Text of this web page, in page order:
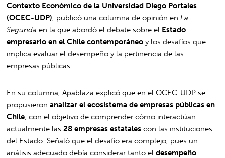
Contexto Económico de la Universidad Diego Portales
(OCEC-UDP) , publicó una columna de opinión en La
Segunda en la que abordó el debate sobre el Estado
empresario en el Chile contemporáneo y los desafíos que
implica evaluar el desempeño y la pertinencia de las
empresas públicas.
En su columna, Apablaza explicó que en el OCEC-UDP se
propusieronanalizar el ecosistema de empresas públicas en
Chile , con el objetivo de comprender cómo interactúan
actualmente las28 empresas estatales con las instituciones
del Estado. Señaló que el desafío era complejo, pues un
análisis adecuado debía considerar tanto eldesempeño